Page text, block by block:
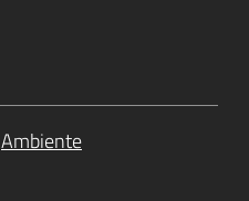
Ambiente